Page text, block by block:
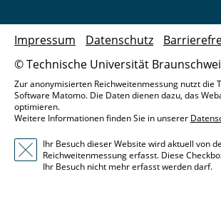
© Technische Universität
Impressum Datenschutz
Zur anonymisierten Reichweitenmessung nutzt die
Software Matomo. Die Daten dienen dazu, das
optimieren.
Weitere Informationen finden Sie in unserer
Ihr Besuch dieser Website wird aktuell von
Reichweitenmessung erfasst. Diese
Ihr Besuch nicht mehr erfasst werden darf.